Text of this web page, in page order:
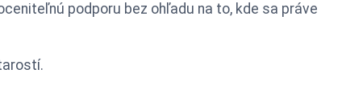
podporu bez ohľadu na to, kde sa práve